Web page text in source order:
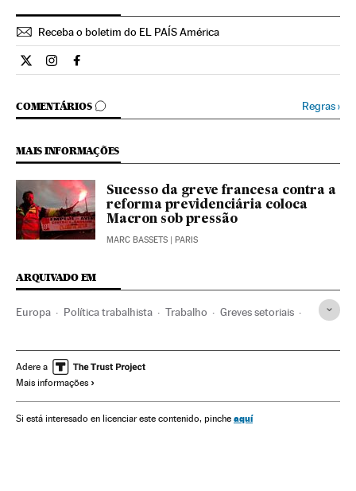
Receba o boletim do EL PAÍS América
Internacional El País Brasil en Twitter
Internacional El País Brasil en Instagram
Internacional El País Brasil en Facebook
COMENTÁRIOS
COMENTÁRIOS Regras›
MAIS INFORMAÇÕES
Sucesso da greve francesa contra a
reforma previdenciária coloca
Macron sob pressão
MARC BASSETS | PARIS
ARQUIVADO EM
Europa Política trabalhista Trabalho Greves setoriais
Conflitos trabalhistas Prestações
Segurança Social
Adere a
Mais informações
Si está interesado en licenciar este contenido, pinche aquí